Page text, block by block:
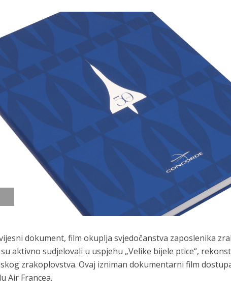
dokument, film okuplja svjedočanstva zaposlenika
aktivno sudjelovali u uspjehu „Velike bijele ptice“,
zrakoplovstva. Ovaj izniman dokumentarni film
Air Francea.